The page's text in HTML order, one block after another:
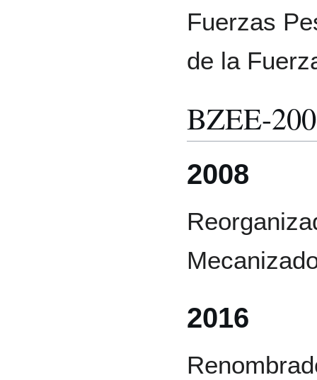
Fuerzas
de la
BZEE-
2008
2016